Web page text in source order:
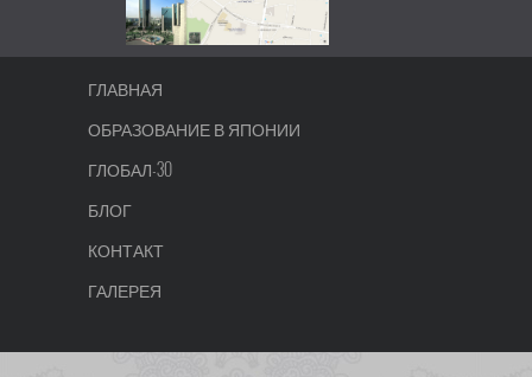
ГЛАВНАЯ
ОБРАЗОВАНИЕ В ЯПОНИИ
ГЛОБАЛ-30
БЛОГ
КОНТАКТ
ГАЛЕРЕЯ